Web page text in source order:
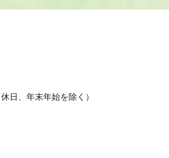
日、年末年始を除く）